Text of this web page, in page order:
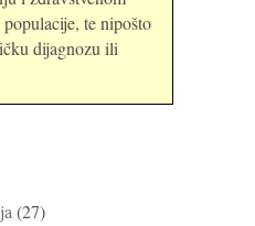
te nipošto
dijagnozu ili
(27)